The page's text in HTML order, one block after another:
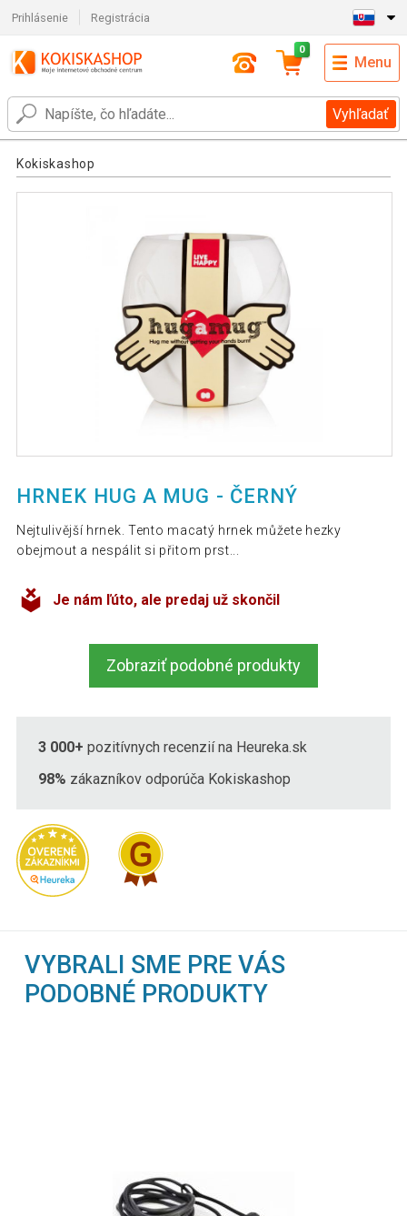
Prihlásenie Registrácia
Vyhľadať
0
Menu
Kokiskashop
HRNEK HUG A MUG - ČERNÝ
Nejtulivější hrnek. Tento macatý hrnek můžete hezky
obejmout a nespálit si přitom prst...
Je nám ľúto, ale predaj už skončil
Zobraziť podobné produkty
3 000+ pozitívnych recenzií na Heureka.sk
98% zákazníkov odporúča Kokiskashop
VYBRALI SME PRE VÁS
PODOBNÉ PRODUKTY